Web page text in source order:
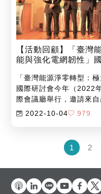
【活動回顧】「臺灣
能與強化電網韌性」
「臺灣能源淨零轉型：
國際研討會今年（2022
際會議廳舉行，邀請來
席，全程透過線上與實
術聯盟、臺灣大學風險
2022-10-04 979
1 2